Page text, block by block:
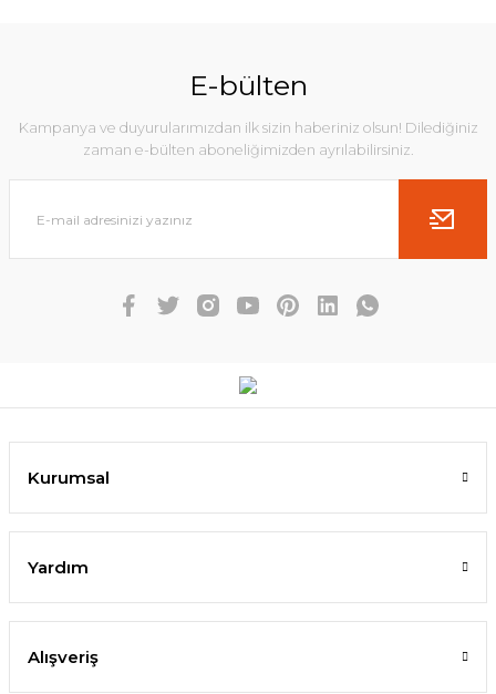
E-bülten
Kampanya ve duyurularımızdan ilk sizin haberiniz olsun! Dilediğiniz
zaman e-bülten aboneliğimizden ayrılabilirsiniz.
Kurumsal
Yardım
Alışveriş